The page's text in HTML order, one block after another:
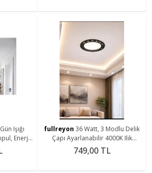
Işığı
Enerji
Dekoratif
fullreyon 36 Watt, 3 Modlu Delik
Çapı Ayarlanabilir 4000K Ilık
Beyaz Işık Modern Tasarım
Sıvaaltı Led Armatür
749,00 TL